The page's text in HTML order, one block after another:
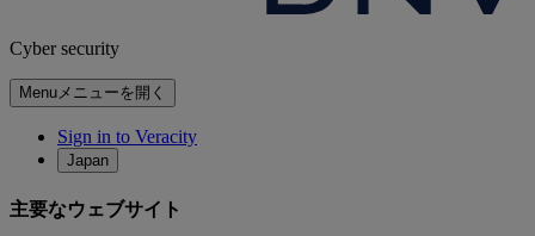
Cyber security
Menuメニューを開く
Sign in to Veracity
Japan
主要なウェブサイト